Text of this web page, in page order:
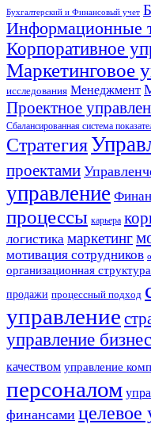
Бухгалтерский и Финансовый учет
Информационные
Корпоративное
Маркетинговое
исследования Менеджмент
Проектное
Сбалансированная система
Стратегия
проектами
управление
процессы карьера
логистика маркетинг
мотивация сотрудников
организационная структура
продажи процессный подход
управление
управление
качеством управление
персоналом
финансами целевое